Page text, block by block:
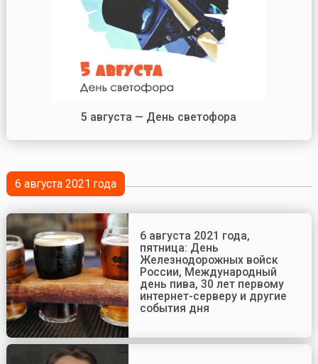
5 августа — День светофора
6 августа 2021 года
6 августа 2021 года,
пятница: День
Железнодорожных войск
России, Международный
день пива, 30 лет первому
интернет-серверу и другие
события дня